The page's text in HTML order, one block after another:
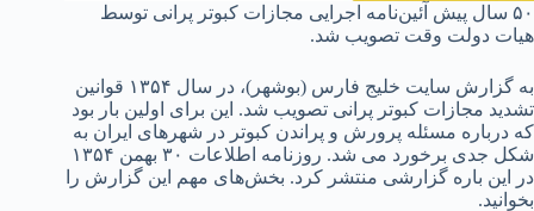
۵۰ سال پیش آئین‌نامه اجرایی مجازات کبوتر پرانی توسط
هیات دولت وقت تصویب شد.
به گزارش سایت خلیج فارس (بوشهر)، در سال ۱۳۵۴ قوانین
تشدید مجازات کبوتر پرانی تصویب شد. این برای اولین بار بود
که درباره مسئله پرورش و پراندن کبوتر در شهرهای ایران به
شکل جدی برخورد می شد. روزنامه اطلاعات ۳۰ بهمن ۱۳۵۴
در این باره گزارشی منتشر کرد. بخش‌های مهم این گزارش را
بخوانید.